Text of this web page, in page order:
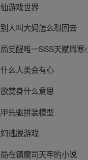
游戏世界
人叫大妈怎么怼回去
觉醒唯一SSS天赋周寒
么人类会有心
焚身什么意思
先驱拼装模型
逃脱游戏
在镇魔司天牢的小说